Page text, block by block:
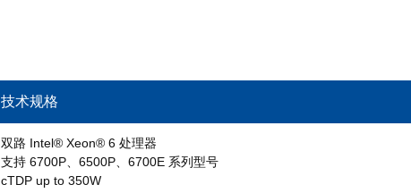
技术规格
双路 Intel® Xeon® 6 处理器
支持 6700P、6500P、6700E 系列型号
cTDP up to 350W